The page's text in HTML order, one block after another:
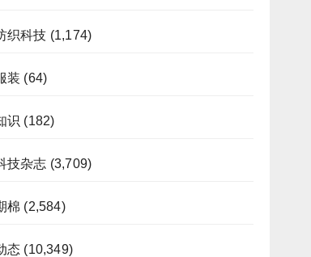
织科技 (1,174)
装 (64)
识 (182)
技杂志 (3,709)
棉 (2,584)
态 (10,349)